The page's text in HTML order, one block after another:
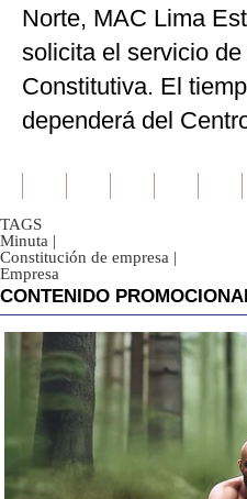
Norte, MAC Lima
solicita el servicio
Constitutiva. El
dependerá del
TAGS
Minuta |
Constitución de empresa |
Empresa